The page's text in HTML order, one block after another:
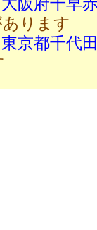
ります
東京都千代